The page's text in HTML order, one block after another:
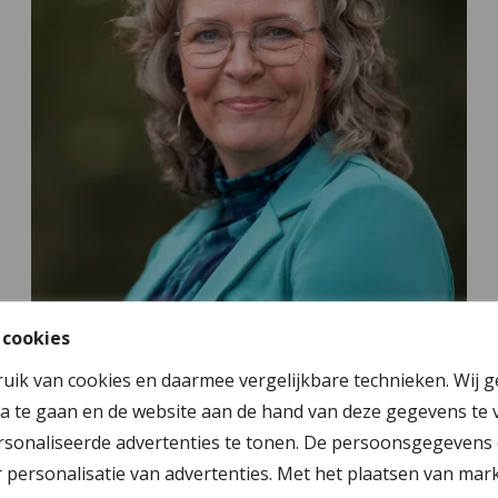
van cookies en daarmee vergelijkbare technieken. Wij
gaan en de website aan de hand van deze gegevens
advertenties te tonen. De
van advertenties. Met het plaatsen van
Komt o.a. in Heerenveen, Meppel,
Westerveld, Wolvega en Steenwijk